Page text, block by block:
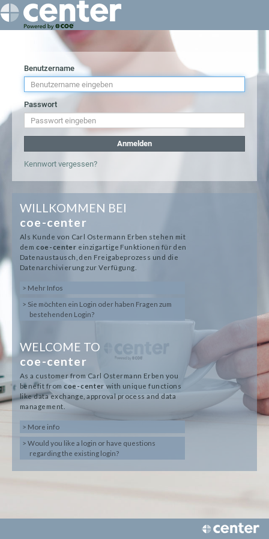
Benutzername
Passwort
Anmelden
Kennwort vergessen?
WILLKOMMEN BEI
coe-center
Als Kunde von Carl Ostermann Erben stehen mit
dem coe-center einzigartige Funktionen für den
Datenaustausch, den Freigabeprozess und die
Datenarchivierung zur Verfügung.
> Mehr Infos
> Sie möchten ein Login oder haben Fragen zum
bestehenden Login?
WELCOME TO
coe-center
As a customer from Carl Ostermann Erben you
benefit fromcoe-centerwith unique functions
like data exchange, approval process and data
management.
> More info
> Would you like a login or have questions
regarding the existing login?